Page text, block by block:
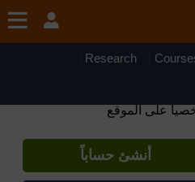
OpenLearn Create will be
August 2026 from 8am to
Research
على الموقع
أنشئ حساباً